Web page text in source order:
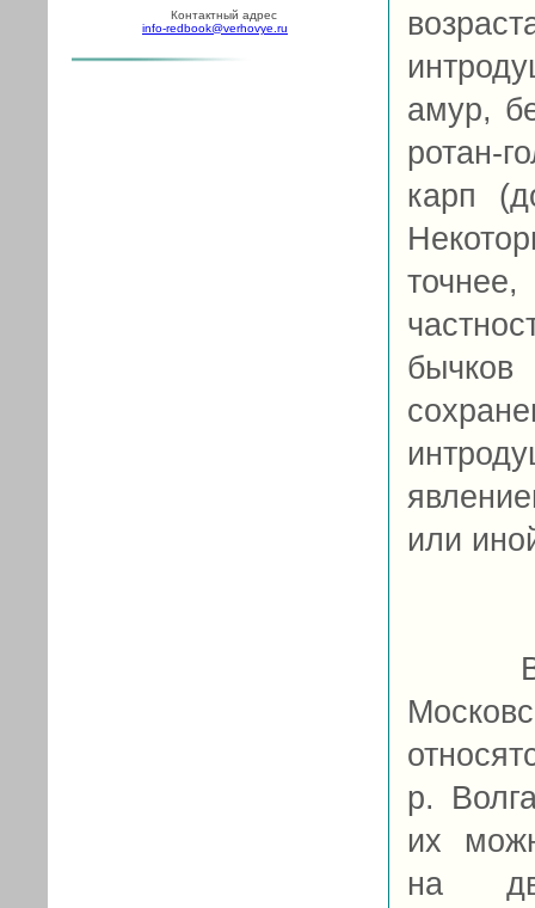
Контактный адрес
info-redbook@verhovye.ru
амур,
ротан-
карп
или
Все
р.
их
на